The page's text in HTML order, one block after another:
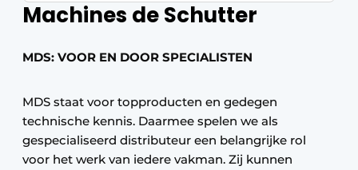
Machines de Schutter
MDS: VOOR EN DOOR SPECIALISTEN
MDS staat voor topproducten en gedegen
technische kennis. Daarmee spelen we als
gespecialiseerd distributeur een belangrijke rol
voor het werk van iedere vakman. Zij kunnen